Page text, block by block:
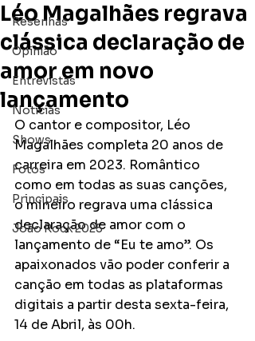
Resenhas
Opinião
Entrevistas
Notícias
Shows
Fotos
Principais
João Rock 2025
Léo Magalhães regrava
clássica declaração de
amor em novo
lançamento
O cantor e compositor, Léo
Magalhães completa 20 anos de
carreira em 2023. Romântico
como em todas as suas canções,
o mineiro regrava uma clássica
declaração de amor com o
lançamento de “Eu te amo”. Os
apaixonados vão poder conferir a
canção em todas as plataformas
digitais a partir desta sexta-feira,
14 de Abril, às 00h.